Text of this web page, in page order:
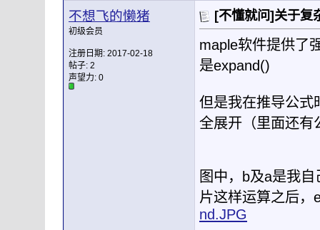
不想飞的懒猪
初级会员
注册日期: 2017-02-18
帖子: 2
声望力: 0
[不懂就问]关于复
maple软件提供了
是expand()
但是我在推导公式
全展开（里面还有
图中，b及a是我
片这样运算之后，
nd.JPG